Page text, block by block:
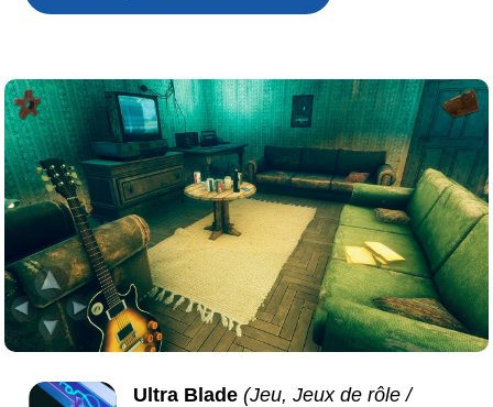
Ultra Blade (Jeu, Jeux de rôle /